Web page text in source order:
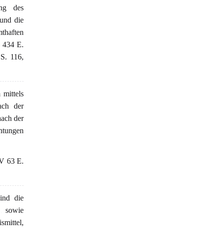
des
die
434 E.
116,
mittels
der
der
63 E.
die
sowie